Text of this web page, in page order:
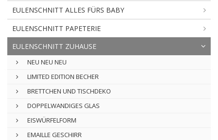
EULENSCHNITT ALLES FÜRS BABY
EULENSCHNITT PAPETERIE
EULENSCHNITT ZUHAUSE
NEU NEU NEU
LIMITED EDITION BECHER
BRETTCHEN UND TISCHDEKO
DOPPELWANDIGES GLAS
EISWÜRFELFORM
EMAILLE GESCHIRR